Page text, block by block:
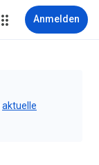
Anmelden
aktuelle